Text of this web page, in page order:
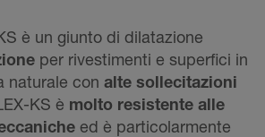
è un giunto di dilatazione
per rivestimenti e superfici in
naturale con alte sollecitazioni
KS è molto resistente alle
ed è particolarmente